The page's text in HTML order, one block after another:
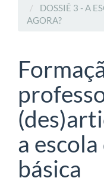
DOSSIÊ 3 - A
AGORA?
a
básica